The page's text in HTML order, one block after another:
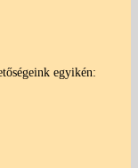
egyikén: